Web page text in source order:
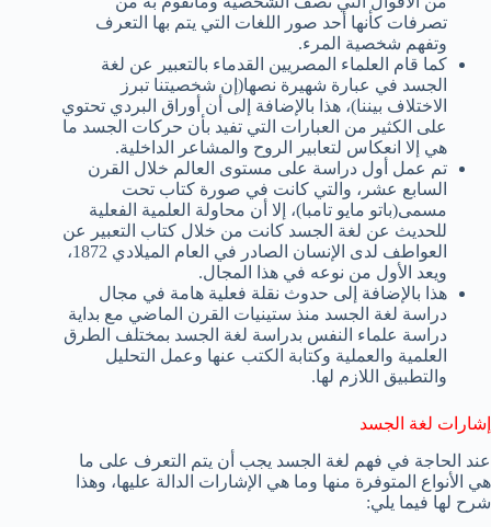
تصرفات كأنها أحد صور اللغات التي يتم بها التعرف
وتفهم شخصية المرء.
كما قام العلماء المصريين القدماء بالتعبير عن لغة
الجسد في عبارة شهيرة نصها(إن شخصيتنا تبرز
الاختلاف بيننا)، هذا بالإضافة إلى أن أوراق البردي تحتوي
على الكثير من العبارات التي تفيد بأن حركات الجسد ما
هي إلا انعكاس لتعابير الروح والمشاعر الداخلية.
تم عمل أول دراسة على مستوى العالم خلال القرن
السابع عشر، والتي كانت في صورة كتاب تحت
مسمى(باتو مايو تامبا)، إلا أن محاولة العلمية الفعلية
للحديث عن لغة الجسد كانت من خلال كتاب التعبير عن
العواطف لدى الإنسان الصادر في العام الميلادي 1872،
ويعد الأول من نوعه في هذا المجال.
هذا بالإضافة إلى حدوث نقلة فعلية هامة في مجال
دراسة لغة الجسد منذ ستينيات القرن الماضي مع بداية
دراسة علماء النفس بدراسة لغة الجسد بمختلف الطرق
العلمية والعملية وكتابة الكتب عنها وعمل التحليل
والتطبيق اللازم لها.
إشارات لغة الجسد
عند الحاجة في فهم لغة الجسد يجب أن يتم التعرف على ما
هي الأنواع المتوفرة منها وما هي الإشارات الدالة عليها، وهذا
شرح لها فيما يلي: